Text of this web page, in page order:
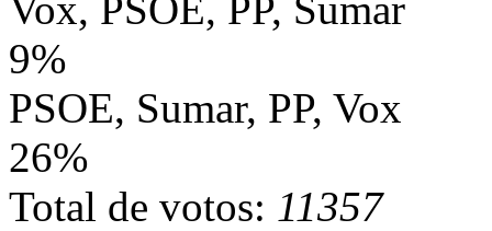
9%
PSOE, Sumar, PP, Vox
26%
Total de votos: 11357